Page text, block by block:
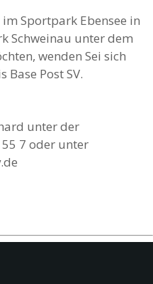
Sportpark Ebensee in
Schweinau unter dem
wenden Sei sich
Post SV.
unter der
7 oder unter